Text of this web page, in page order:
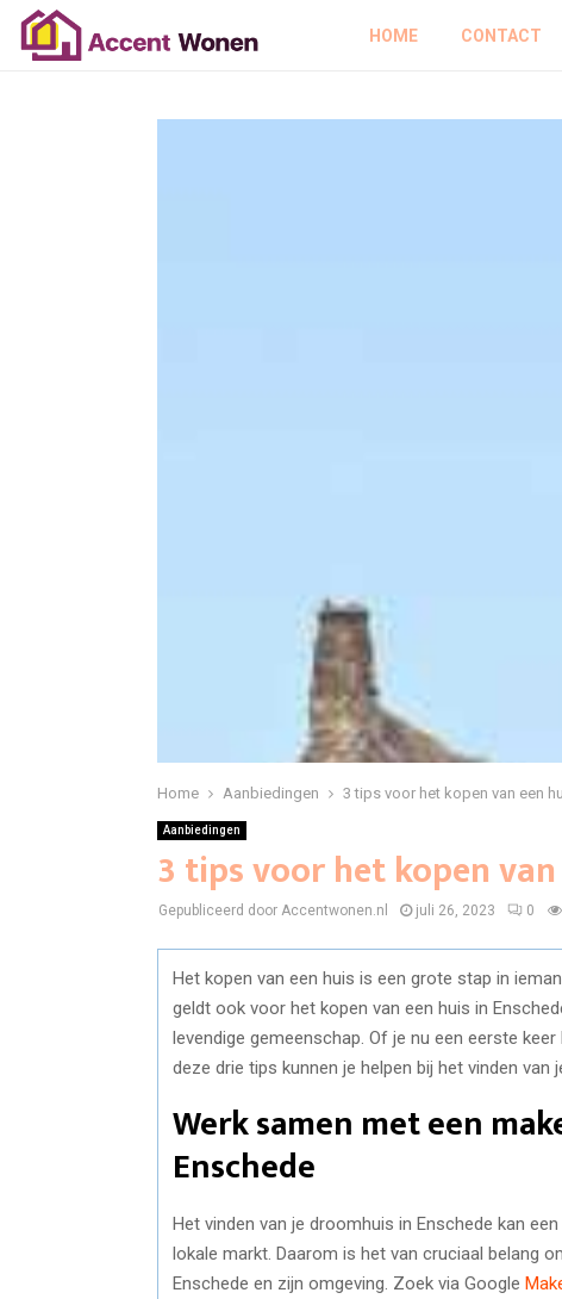
HOME CONTACT
Home Aanbiedingen 3 tips voor het kopen van een
Aanbiedingen
3 tips voor het kopen
Gepubliceerd door Accentwonen.nl juli 26, 2023 0
Het kopen van een huis is een grote stap in
geldt ook voor het kopen van een huis in
levendige gemeenschap. Of je nu een eerste
deze drie tips kunnen je helpen bij het vinden van
Werk samen met een
Enschede
Het vinden van je droomhuis in Enschede kan
lokale markt. Daarom is het van cruciaal belang
Enschede en zijn omgeving. Zoek via Google